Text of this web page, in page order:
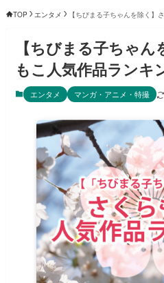
TOP エンタメ 【ちびまる子ちゃんを除く】
【ちびまる子ちゃ
もこ人気作品ランキ
エンタメ マンガ・アニメ・特撮